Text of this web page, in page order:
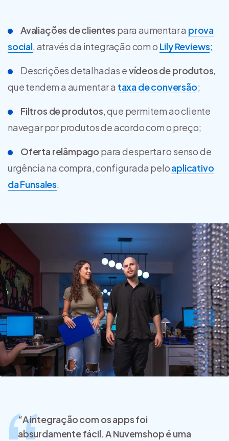
Avaliações de clientes para aumentar a prova
social, através da integração com o Lily Reviews;
Descrições detalhadas evídeos de produtos,
que tendem a aumentar a taxa de conversão;
Filtros de produtos, que permitem ao cliente
navegar por produtos de acordo com o preço;
Oferta relâmpago para despertar o senso de
urgência na compra, configurada peloaplicativo
da Funsales.
“A integração com os apps foi
absurdamente fácil. A Nuvemshop é uma